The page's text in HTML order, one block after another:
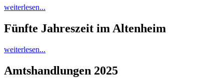
weiterlesen...
Fünfte Jahreszeit im Altenheim
weiterlesen...
Amtshandlungen 2025